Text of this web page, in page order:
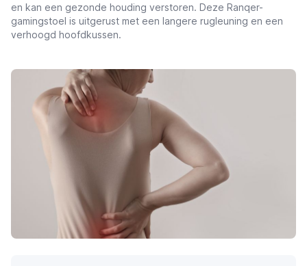
en kan een gezonde houding verstoren. Deze Ranqer-
gamingstoel is uitgerust met een langere rugleuning en een
verhoogd hoofdkussen.